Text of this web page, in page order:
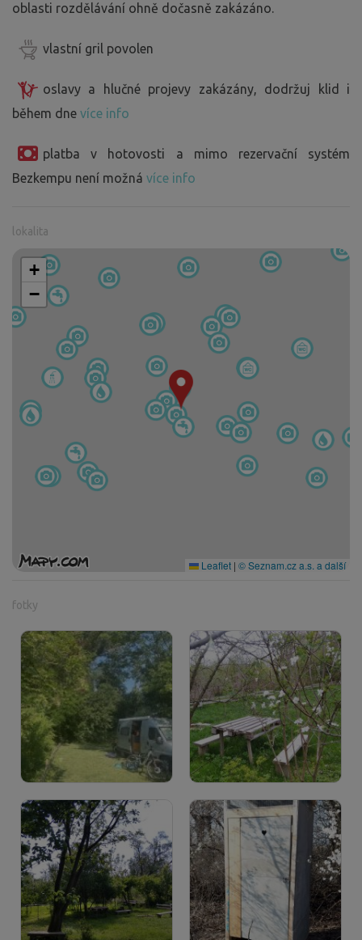
oblasti rozdělávání ohně dočasně zakázáno.
vlastní gril povolen
oslavy a hlučné projevy zakázány, dodržuj klid i
během dne více info
platba v hotovosti a mimo rezervační systém
Bezkempu není možná více info
lokalita
+
−
Leaflet | © Seznam.cz a.s. a další
fotky